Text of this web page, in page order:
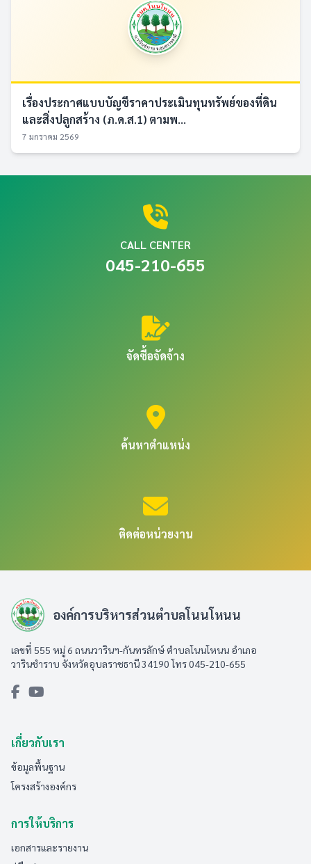
เรื่องประกาศแบบบัญชีราคาประเมินทุนทรัพย์ของที่ดิน
และสิ่งปลูกสร้าง (ภ.ด.ส.1) ตามพ...
7 มกราคม 2569
CALL CENTER
045-210-655
จัดซื้อจัดจ้าง
ค้นหาตำแหน่ง
ติดต่อหน่วยงาน
องค์การบริหารส่วนตำบลโนนโหนน
เลขที่ 555 หมู่ 6 ถนนวารินฯ-กันทรลักษ์ ตำบลโนนโหนน อำเภอ
วารินชำราบ จังหวัดอุบลราชธานี 34190 โทร 045-210-655
เกี่ยวกับเรา
ข้อมูลพื้นฐาน
โครงสร้างองค์กร
การให้บริการ
เอกสารและรายงาน